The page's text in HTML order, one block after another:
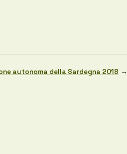
autonoma della Sardegna 2018 →